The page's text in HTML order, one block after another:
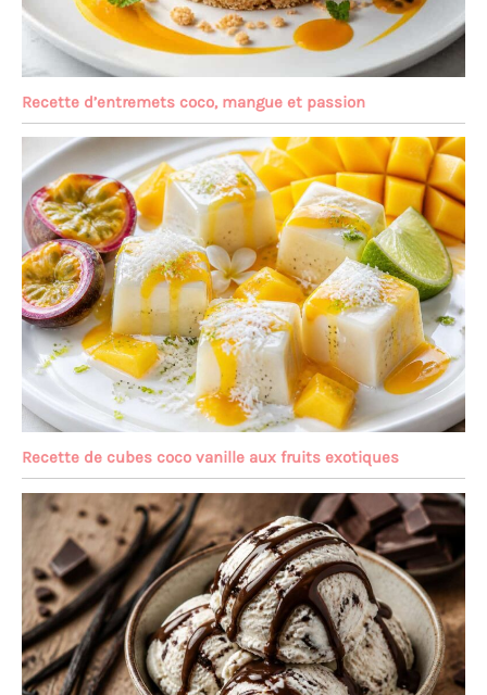
Recette d’entremets coco, mangue et passion
Recette de cubes coco vanille aux fruits exotiques